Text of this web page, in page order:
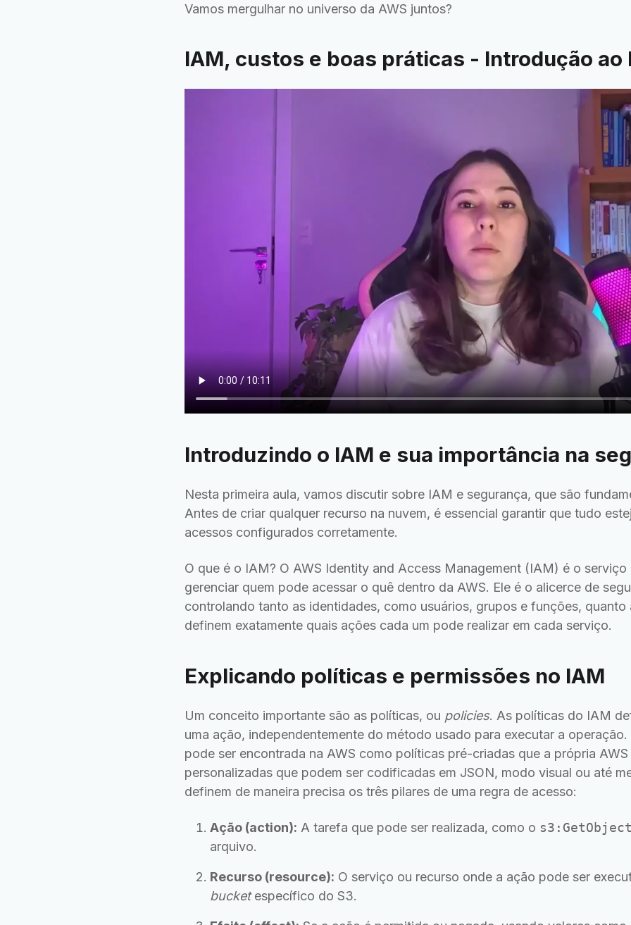
Vamos mergulhar no universo da AWS juntos?
IAM, custos e boas práticas - Introdução ao
Introduzindo o IAM e sua importância na
Nesta primeira aula, vamos discutir sobre IAM e segurança, que são
Antes de criar qualquer recurso na nuvem, é essencial garantir que tudo
acessos configurados corretamente.
O que é o IAM? O AWS Identity and Access Management (IAM) é o
gerenciar quem pode acessar o quê dentro da AWS. Ele é o alicerce de
controlando tanto as identidades, como usuários, grupos e funções, quanto
definem exatamente quais ações cada um pode realizar em cada serviço.
Explicando políticas e permissões no IAM
Um conceito importante são as políticas, ou policies. As políticas do IAM
uma ação, independentemente do método usado para executar a
pode ser encontrada na AWS como políticas pré-criadas que a própria
personalizadas que podem ser codificadas em JSON, modo visual ou até
definem de maneira precisa os três pilares de uma regra de acesso:
Ação (action): A tarefa que pode ser realizada, como o
arquivo.
Recurso (resource): O serviço ou recurso onde a ação pode ser
bucketespecífico do S3.